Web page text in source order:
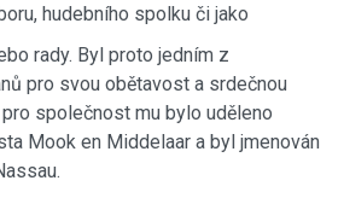
hudebního spolku či jako
rady. Byl proto jedním z
pro svou obětavost a srdečnou
společnost mu bylo uděleno
Mook en Middelaar a byl jmenován